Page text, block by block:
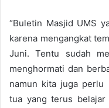
“Buletin Masjid UMS
karena mengangkat
Juni. Tentu sudah
menghormati dan
namun kita juga perlu
tua yang terus